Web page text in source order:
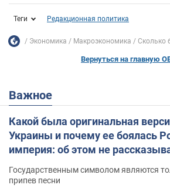
Теги Редакционная политика
Экономика Mакроэкономика Сколько
Вернуться на главную
Важное
Какой была оригинальная
Украины и почему ее боялась
империя: об этом не
Государственным символом являются
припев песни